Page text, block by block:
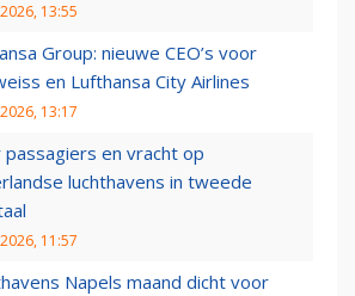
13:55
Group: nieuwe CEO’s voor
en Lufthansa City Airlines
13:17
passagiers en vracht op
luchthavens in tweede
11:57
Napels maand dicht voor